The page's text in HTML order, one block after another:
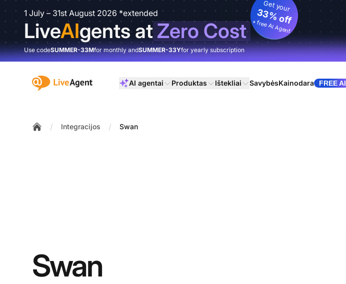
1 July – 31st August 2026 *extended
LiveAIgents atZero Cost
Get your
33% off
+ free AI Agent
Use codeSUMMER-33Mfor monthly andSUMMER-33Yfor yearly subscription
:site.title AI agentai Produktas Ištekliai SavybėsKainodara FREE AI
/ Integracijos / Swan
Swan